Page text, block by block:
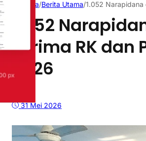
Beranda/Berita Utama/1.052 Narapidana
1.052
Terima RK dan
2026
31 Mei 2026